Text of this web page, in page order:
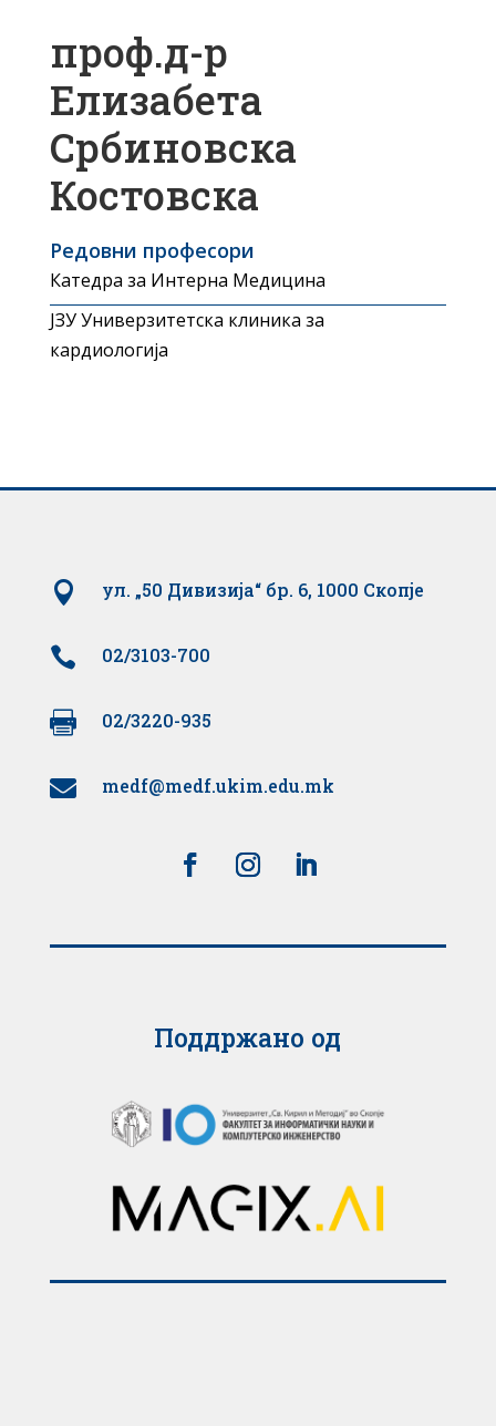
проф.д-р
Елизабета
Србиновска
Костовска
Редовни професори
Катедра за Интерна Медицина
ЈЗУ Универзитетска клиника за
кардиологија
 ул. „50 Дивизија“ бр. 6, 1000 Скопје
 02/3103-700
 02/3220-935
 medf@medf.ukim.edu.mk
Поддржано од